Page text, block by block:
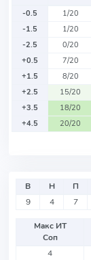
-0.5
1/20
-1.5
1/20
-2.5
0/20
+0.5
7/20
+1.5
8/20
+2.5
15/20
+3.5
18/20
+4.5
20/20
В Н П
9
4 7
Макс ИТ
Соп
4